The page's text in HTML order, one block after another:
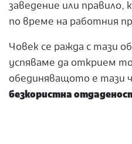
заведение или
по време на работния
Човек се ражда с тази
успяваме да открием
обединяващото е тази
безкористна